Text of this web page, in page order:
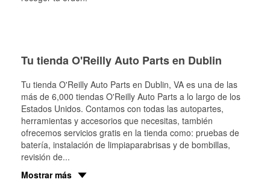
Tu tienda O'Reilly Auto Parts en Dublin
Tu tienda O'Reilly Auto Parts en Dublin, VA es una de las
más de 6,000 tiendas O'Reilly Auto Parts a lo largo de los
Estados Unidos. Contamos con todas las autopartes,
herramientas y accesorios que necesitas, también
ofrecemos servicios gratis en la tienda como: pruebas de
batería, instalación de limpiaparabrisas y de bombillas,
revisión de...
Mostrar más